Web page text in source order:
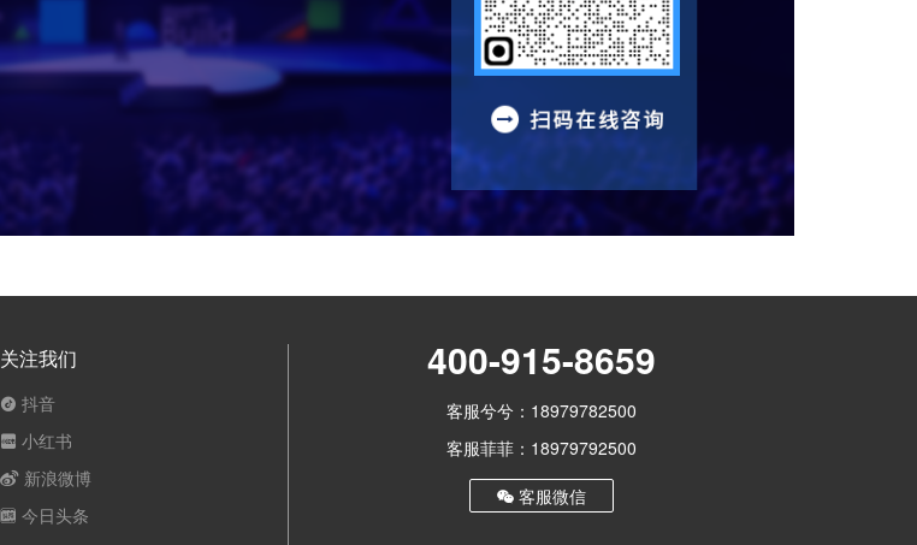
关注我们
抖音
小红书
新浪微博
今日头条
400-915-8659
客服兮兮：18979782500
客服菲菲：18979792500
客服微信